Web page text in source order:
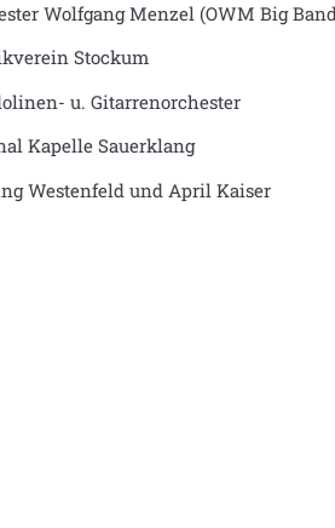
Wolfgang Menzel (OWM Big
Stockum
u. Gitarrenorchester
Kapelle Sauerklang
Westenfeld und April Kaiser